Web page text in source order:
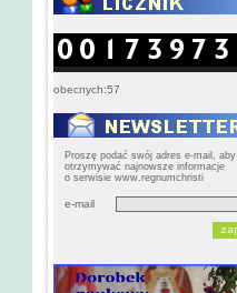
obecnych:57
Proszę podać swój adres e-mail, aby
otrzymywać najnowsze informacje
o serwisie www.regnumchristi
e-mail